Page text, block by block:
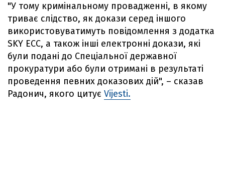
"У тому кримінальному провадженні, в якому
триває слідство, як докази серед іншого
використовуватимуть повідомлення з додатка
SKY ECC, а також інші електронні докази, які
були подані до Спеціальної державної
прокуратури або були отримані в результаті
проведення певних доказових дій", – сказав
Радонич, якого цитує Vijesti.